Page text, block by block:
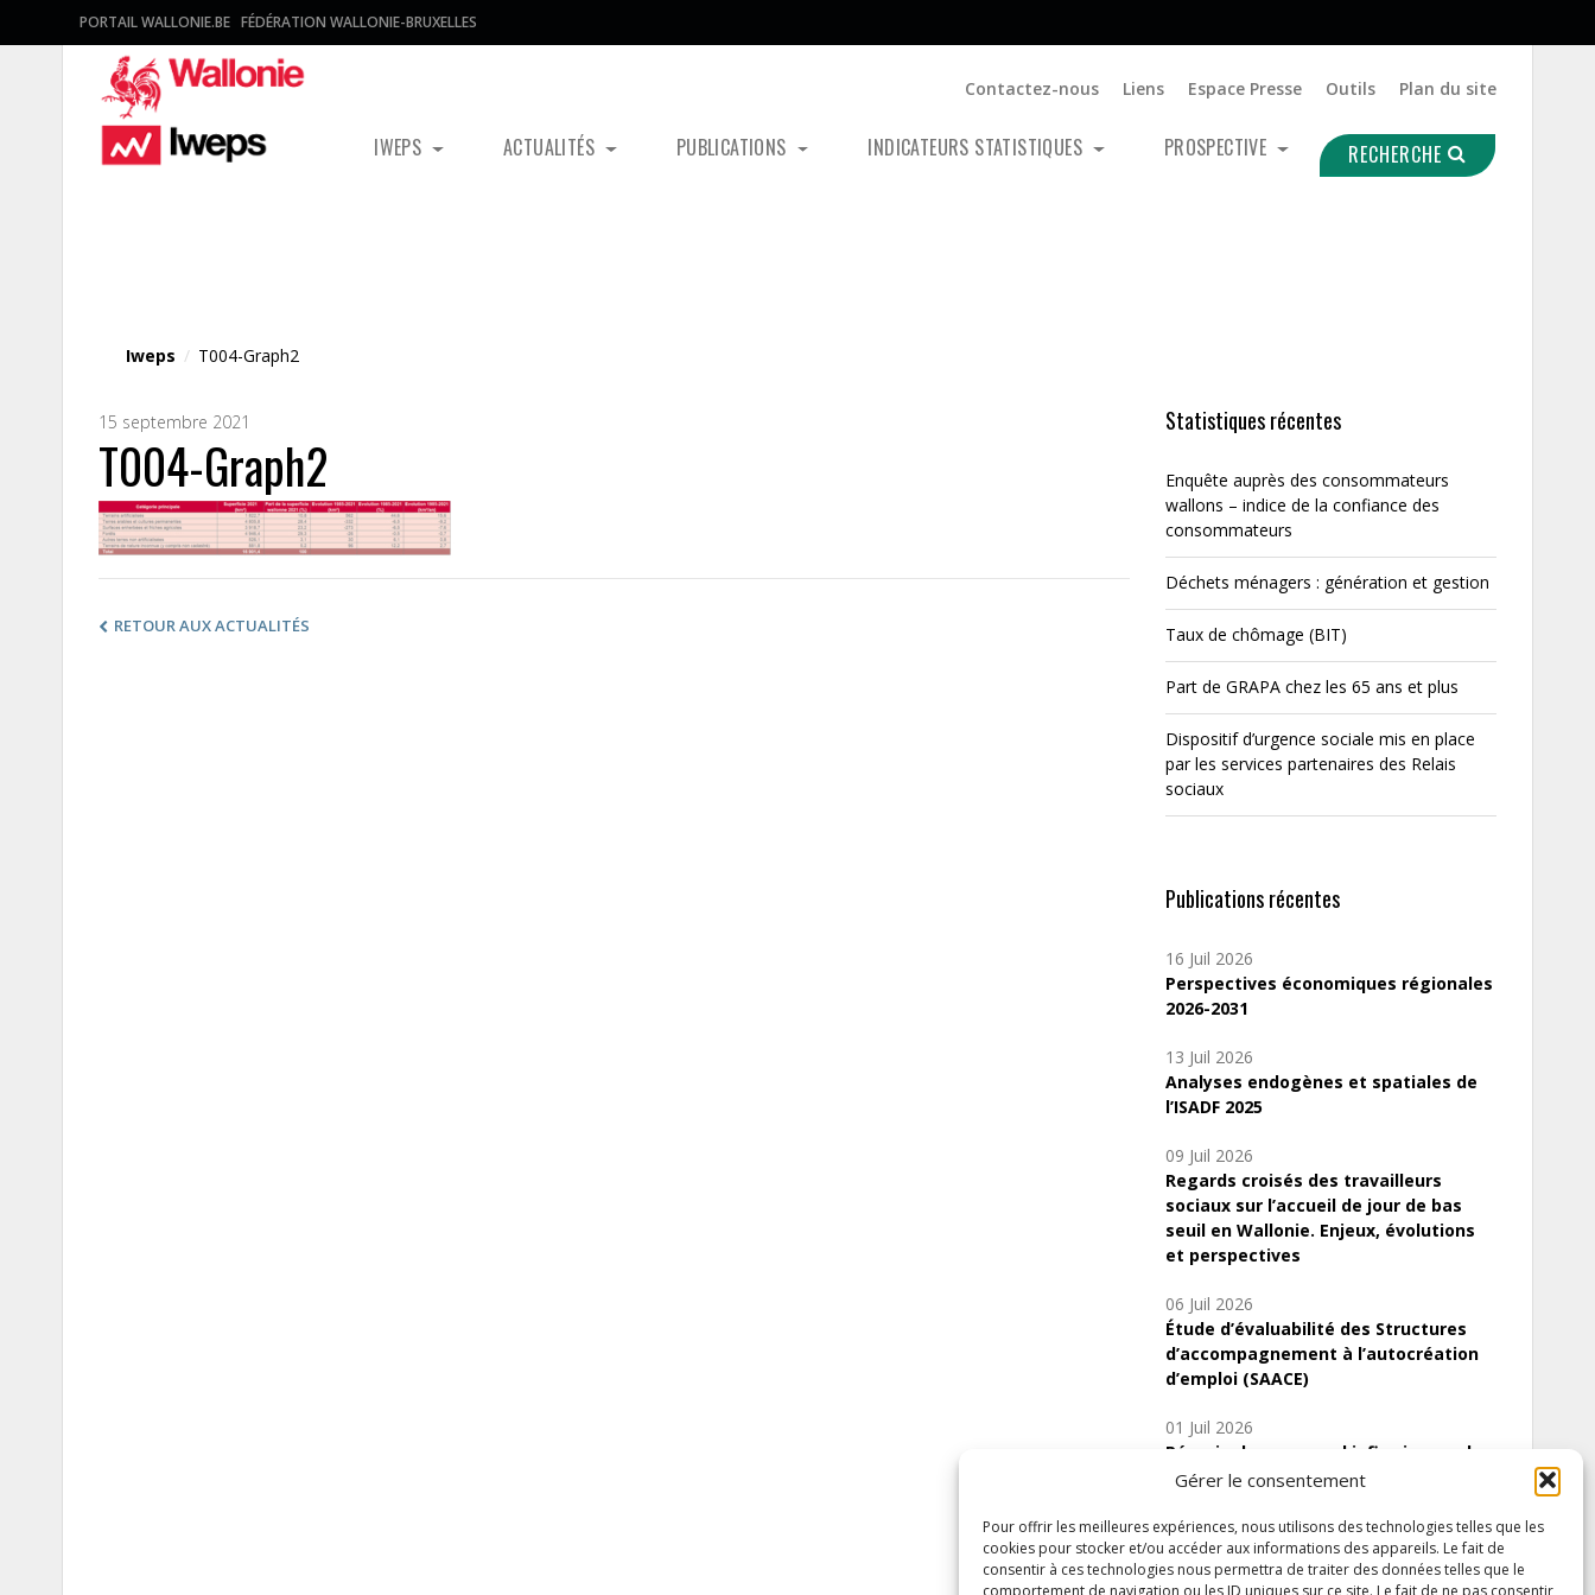
Gérer le consentement
Pour offrir les meilleures expériences, nous utilisons des technologies telles que les
cookies pour stocker et/ou accéder aux informations des appareils. Le fait de
consentir à ces technologies nous permettra de traiter des données telles que le
comportement de navigation ou les ID uniques sur ce site. Le fait de ne pas consentir
PORTAIL WALLONIE.BE FÉDÉRATION WALLONIE-BRUXELLES
Contactez-nous Liens Espace Presse Outils Plan du site
IWEPS ACTUALITÉS PUBLICATIONS INDICATEURS STATISTIQUES PROSPECTIVE RECHERCHE
Iweps / T004-Graph2
15 septembre 2021
T004-Graph2
RETOUR AUX ACTUALITÉS
Statistiques récentes
Enquête auprès des consommateurs
wallons – indice de la confiance des
consommateurs
Déchets ménagers : génération et gestion
Taux de chômage (BIT)
Part de GRAPA chez les 65 ans et plus
Dispositif d’urgence sociale mis en place
par les services partenaires des Relais
sociaux
Publications récentes
16 Juil 2026
Perspectives économiques régionales
2026-2031
13 Juil 2026
Analyses endogènes et spatiales de
l’ISADF 2025
09 Juil 2026
Regards croisés des travailleurs
sociaux sur l’accueil de jour de bas
seuil en Wallonie. Enjeux, évolutions
et perspectives
06 Juil 2026
Étude d’évaluabilité des Structures
d’accompagnement à l’autocréation
d’emploi (SAACE)
01 Juil 2026
Pénurie du personnel infirmier :quels
indicateurs d’offre de soins pour